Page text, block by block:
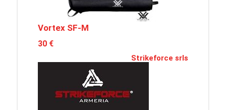
Vortex SF-M
30 €
Strikeforce srls